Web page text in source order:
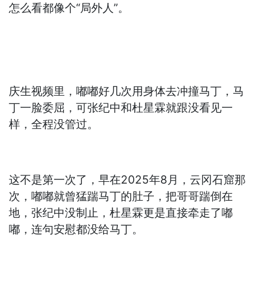
怎么看都像个“局外人”。
庆生视频里，嘟嘟好几次用身体去冲撞马丁，马
丁一脸委屈，可张纪中和杜星霖就跟没看见一
样，全程没管过。
这不是第一次了，早在2025年8月，云冈石窟那
次，嘟嘟就曾猛踹马丁的肚子，把哥哥踹倒在
地，张纪中没制止，杜星霖更是直接牵走了嘟
嘟，连句安慰都没给马丁。